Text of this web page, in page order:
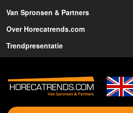
Van Spronsen & Partners
Over Horecatrends.com
Trendpresentatie